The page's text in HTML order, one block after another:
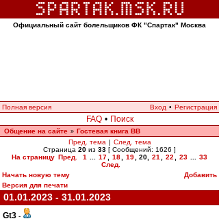
Официальный сайт болельщиков ФК "Спартак" Москва
Полная версия Вход • Регистрация
FAQ • Поиск
Общение на сайте » Гостевая книга ВВ
Пред. тема | След. тема
Страница 20 из 33 [ Сообщений: 1626 ]
На страницу Пред. 1 17 18 19 20 21 22 23
33
След.
Начать новую тему
Добавить
Версия для печати
01.01.2023 - 31.01.2023
Gt3 -